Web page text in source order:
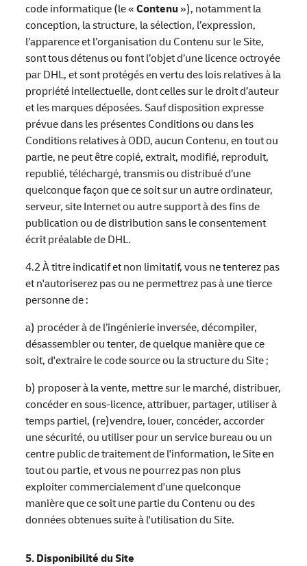
code informatique (le «Contenu »), notamment la
conception, la structure, la sélection, l’expression,
l’apparence et l’organisation du Contenu sur le Site,
sont tous détenus ou font l’objet d’une licence octroyée
par DHL, et sont protégés en vertu des lois relatives à la
propriété intellectuelle, dont celles sur le droit d’auteur
et les marques déposées. Sauf disposition expresse
prévue dans les présentes Conditions ou dans les
Conditions relatives à ODD, aucun Contenu, en tout ou
partie, ne peut être copié, extrait, modifié, reproduit,
republié, téléchargé, transmis ou distribué d’une
quelconque façon que ce soit sur un autre ordinateur,
serveur, site Internet ou autre support à des fins de
publication ou de distribution sans le consentement
écrit préalable de DHL.
4.2 À titre indicatif et non limitatif, vous ne tenterez pas
et n'autoriserez pas ou ne permettrez pas à une tierce
personne de :
a) procéder à de l’ingénierie inversée, décompiler,
désassembler ou tenter, de quelque manière que ce
soit, d'extraire le code source ou la structure du Site ;
b) proposer à la vente, mettre sur le marché, distribuer,
concéder en sous-licence, attribuer, partager, utiliser à
temps partiel, (re)vendre, louer, concéder, accorder
une sécurité, ou utiliser pour un service bureau ou un
centre public de traitement de l'information, le Site en
tout ou partie, et vous ne pourrez pas non plus
exploiter commercialement d'une quelconque
manière que ce soit une partie du Contenu ou des
données obtenues suite à l'utilisation du Site.
5. Disponibilité du Site